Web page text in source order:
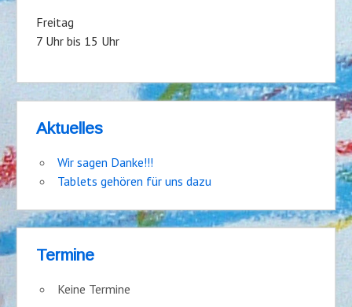
Freitag
7 Uhr bis 15 Uhr
Aktuelles
Wir sagen Danke!!!
Tablets gehören für uns dazu
Termine
Keine Termine